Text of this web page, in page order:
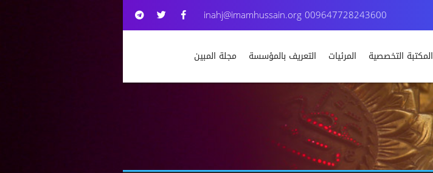
009647728243600
inahj@imamhussain.org
المكتبة التخصصية المرئيات التعريف بالمؤسسة مجلة المبين